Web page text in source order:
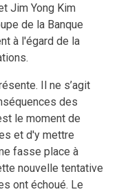
Jim Yong Kim
de la Banque
à l'égard de la
Il ne s’agit
des
le moment de
et d'y mettre
fasse place à
nouvelle tentative
ont échoué. Le